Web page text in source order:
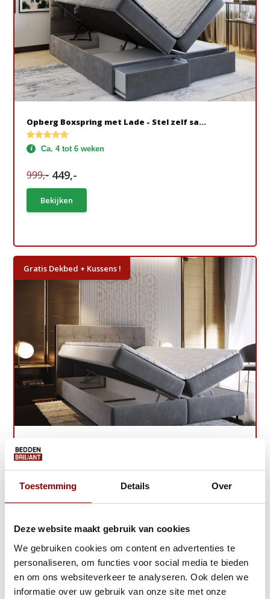
Toestemming Details Over
Deze website maakt gebruik van cookies
We gebruiken cookies om content en advertenties te
personaliseren, om functies voor social media te bieden
en om ons websiteverkeer te analyseren. Ook delen we
informatie over uw gebruik van onze site met onze
Opberg Boxspring met Lade - Stel zelf sa...
Ca. 4 tot 6 weken
999,- 449,-
Bekijken
Gratis Dekbed + Kussens !
Opberg Boxspring - Stel zelf samen
Ca. 4 tot 6 weken
999,- 349,-
Bekijken
Gratis Zomerdeal!